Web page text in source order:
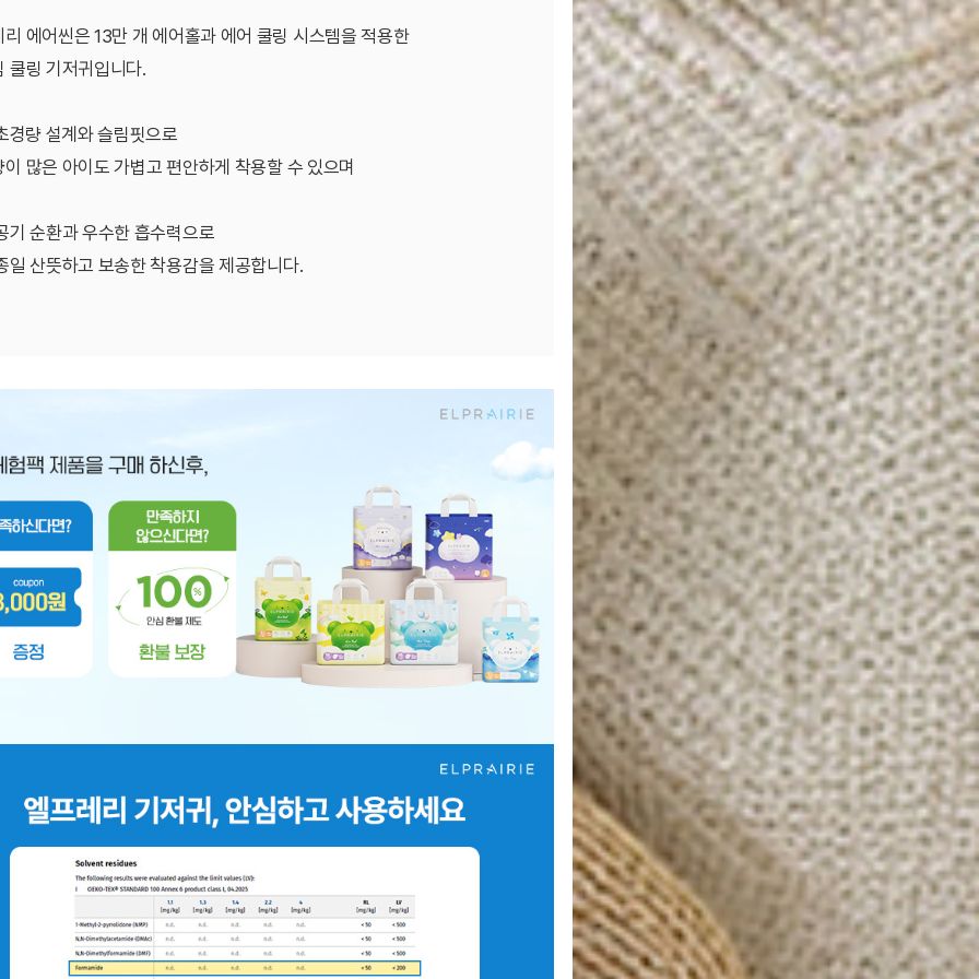
리 에어씬은 13만 개 에어홀과 에어 쿨링 시스템을 적용한
쿨링 기저귀입니다.
경량 설계와 슬림핏으로
이 많은 아이도 가볍고 편안하게 착용할 수 있으며
기 순환과 우수한 흡수력으로
일 산뜻하고 보송한 착용감을 제공합니다.